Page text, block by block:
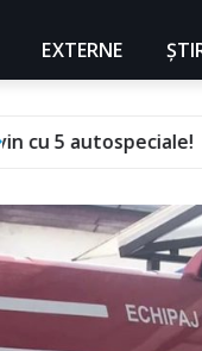
EXTERNE
Festivalul